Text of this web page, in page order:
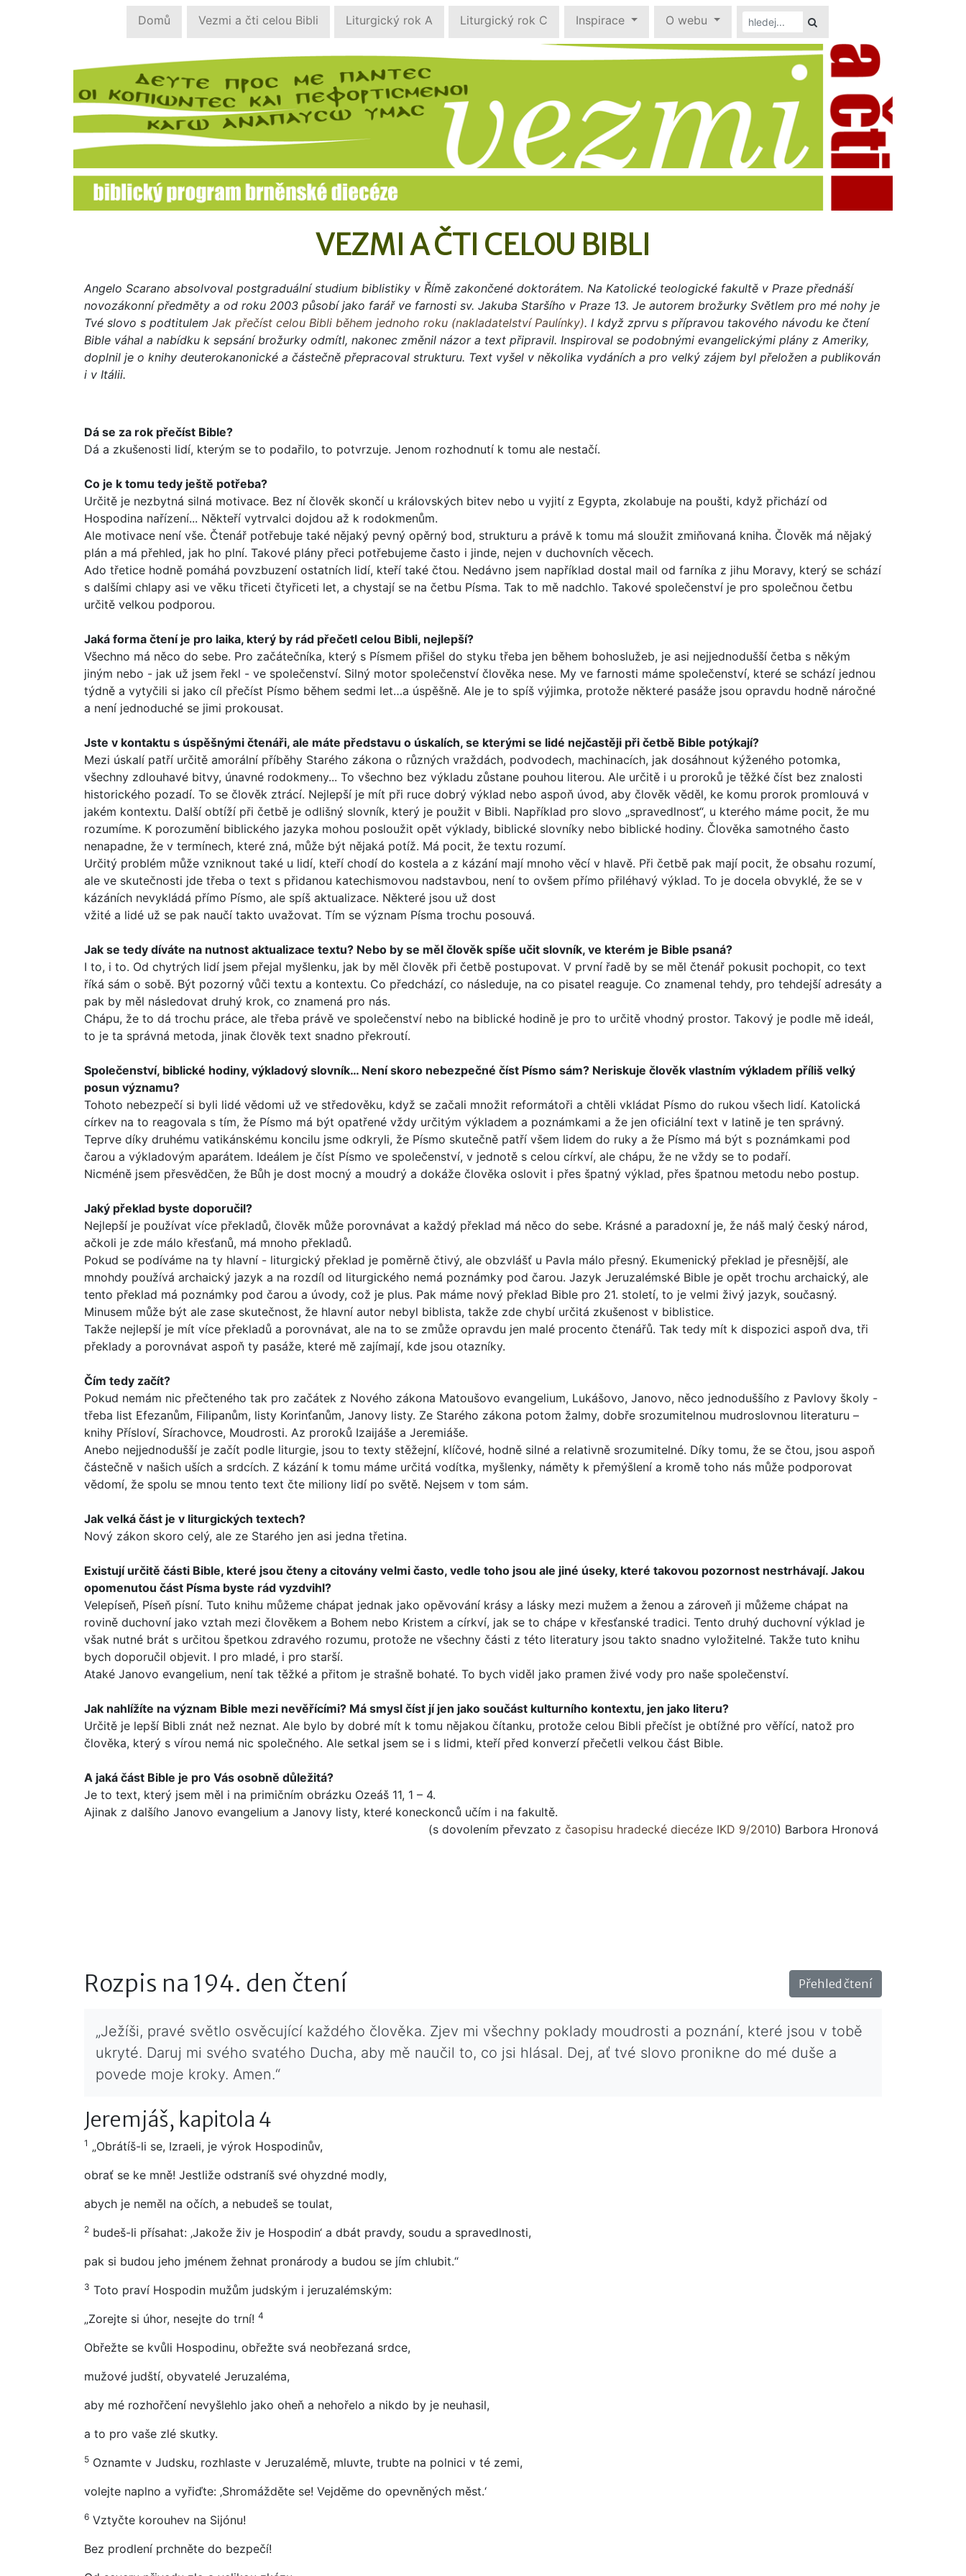
Domů Vezmi a čti celou Bibli Liturgický rok A Liturgický rok C Inspirace O webu
VEZMI A ČTI CELOU BIBLI
Angelo Scarano absolvoval postgraduální studium biblistiky v Římě zakončené doktorátem. Na Katolické teologické fakultě v Praze přednáší
novozákonní předměty a od roku 2003 působí jako farář ve farnosti sv. Jakuba Staršího v Praze 13. Je autorem brožurky Světlem pro mé nohy je
Tvé slovo s podtitulem Jak přečíst celou Bibli během jednoho roku (nakladatelství Paulínky). I když zprvu s přípravou takového návodu ke čtení
Bible váhal a nabídku k sepsání brožurky odmítl, nakonec změnil názor a text připravil. Inspiroval se podobnými evangelickými plány z Ameriky,
doplnil je o knihy deuterokanonické a částečně přepracoval strukturu. Text vyšel v několika vydáních a pro velký zájem byl přeložen a publikován
i v Itálii.
Dá se za rok přečíst Bible?
Dá a zkušenosti lidí, kterým se to podařilo, to potvrzuje. Jenom rozhodnutí k tomu ale nestačí.
Co je k tomu tedy ještě potřeba?
Určitě je nezbytná silná motivace. Bez ní člověk skončí u krá­lovských bitev nebo u vyjití z Egypta, zkolabuje na poušti, když přichází od
Hospodina nařízení... Někteří vytrvalci dojdou až k rodokmenům.
Ale motivace není vše. Čtenář potřebuje také nějaký pevný opěrný bod, strukturu a právě k tomu má sloužit zmiňovaná kniha. Člověk má nějaký
plán a má přehled, jak ho plní. Tako­vé plány přeci potřebujeme často i jinde, nejen v duchovních věcech.
Ado třetice hodně pomáhá povzbuzení ostatních lidí, kte­ří také čtou. Nedávno jsem například dostal mail od farníka z jihu Moravy, který se schází
s dalšími chlapy asi ve věku tři­ceti čtyřiceti let, a chystají se na četbu Písma. Tak to mě nad­chlo. Takové společenství je pro společnou četbu
určitě velkou podporou.
Jaká forma čtení je pro laika, který by rád přečetl celou Bib­li, nejlepší?
Všechno má něco do sebe. Pro začátečníka, který s Písmem přišel do styku třeba jen během bohoslužeb, je asi nejjedno­dušší četba s někým
jiným nebo - jak už jsem řekl - ve spole­čenství. Silný motor společenství člověka nese. My ve farnosti máme společenství, které se schází jednou
týdně a vytyčili si jako cíl přečíst Písmo během sedmi let…a úspěšně. Ale je to spíš výjimka, protože některé pasáže jsou opravdu hodně náročné
a není jednoduché se jimi prokousat.
Jste v kontaktu s úspěšnými čtenáři, ale máte představu o úskalích, se kterými se lidé nejčastěji při četbě Bible potý­kají?
Mezi úskalí patří určitě amorální příběhy Starého zákona o různých vraždách, podvodech, machinacích, jak dosáhnout kýženého potomka,
všechny zdlouhavé bitvy, únavné rodo­kmeny... To všechno bez výkladu zůstane pouhou literou. Ale určitě i u proroků je těžké číst bez znalosti
historického pozadí. To se člověk ztrácí. Nejlepší je mít při ruce dobrý výklad nebo aspoň úvod, aby člověk věděl, ke komu prorok promlouvá v
jakém kontextu. Další obtíží při četbě je odlišný slovník, který je použit v Bibli. Například pro slovo „spravedlnost“, u kterého máme pocit, že mu
rozumíme. K porozumění biblického jazyka mohou posloužit opět výklady, biblické slovníky nebo biblické hodiny. Člověka samotného často
nenapadne, že v termínech, které zná, může být nějaká potíž. Má pocit, že textu rozumí.
Určitý problém může vzniknout také u lidí, kteří chodí do kos­tela a z kázání mají mnoho věcí v hlavě. Při četbě pak mají pocit, že obsahu rozumí,
ale ve skutečnosti jde třeba o text s přidanou katechismovou nadstavbou, není to ovšem přímo přiléhavý výklad. To je docela obvyklé, že se v
kázáních nevy­kládá přímo Písmo, ale spíš aktualizace. Některé jsou už dost
vžité a lidé už se pak naučí takto uvažovat. Tím se význam Písma trochu posouvá.
Jak se tedy díváte na nutnost aktualizace textu? Nebo by se měl člověk spíše učit slovník, ve kterém je Bible psaná?
I to, i to. Od chytrých lidí jsem přejal myšlenku, jak by měl člo­věk při četbě postupovat. V první řadě by se měl čtenář poku­sit pochopit, co text
říká sám o sobě. Být pozorný vůči textu a kontextu. Co předchází, co následuje, na co pisatel reaguje. Co znamenal tehdy, pro tehdejší adresáty a
pak by měl násle­dovat druhý krok, co znamená pro nás.
Chápu, že to dá trochu práce, ale třeba právě ve společenství nebo na biblické hodině je pro to určitě vhodný prostor. Takový je podle mě ideál,
to je ta správná metoda, jinak člověk text snadno překroutí.
Společenství, biblické hodiny, výkladový slovník… Není sko­ro nebezpečné číst Písmo sám? Neriskuje člověk vlastním výkladem příliš velký
posun významu?
Tohoto nebezpečí si byli lidé vědomi už ve středověku, když se začali množit reformátoři a chtěli vkládat Písmo do rukou všech lidí. Katolická
církev na to reagovala s tím, že Písmo má být opatřené vždy určitým výkladem a poznámkami a že jen oficiální text v latině je ten správný.
Teprve díky druhému vati­kánskému koncilu jsme odkryli, že Písmo skutečně patří všem lidem do ruky a že Písmo má být s poznámkami pod
čarou a výkladovým aparátem. Ideálem je číst Písmo ve společenství, v jednotě s celou církví, ale chápu, že ne vždy se to podaří.
Nicméně jsem přesvědčen, že Bůh je dost mocný a moudrý a dokáže člověka oslovit i přes špatný výklad, přes špatnou metodu nebo postup.
Jaký překlad byste doporučil?
Nejlepší je používat více překladů, člověk může porovnávat a každý překlad má něco do sebe. Krásné a paradoxní je, že náš malý český národ,
ačkoli je zde málo křesťanů, má mnoho překladů.
Pokud se podíváme na ty hlavní - liturgický překlad je poměrně čtivý, ale obzvlášť u Pavla málo přesný. Ekumenický překlad je přesnější, ale
mnohdy používá archaický jazyk a na rozdíl od liturgického nemá poznámky pod čarou. Jazyk Jeruzalémské Bible je opět trochu archaický, ale
tento překlad má poznámky pod čarou a úvody, což je plus. Pak máme nový překlad Bib­le pro 21. století, to je velmi živý jazyk, současný.
Minusem může být ale zase skutečnost, že hlavní autor nebyl biblista, takže zde chybí určitá zkušenost v biblistice.
Takže nejlepší je mít více překladů a porovnávat, ale na to se zmůže opravdu jen malé procento čtenářů. Tak tedy mít k dis­pozici aspoň dva, tři
překlady a porovnávat aspoň ty pasáže, které mě zajímají, kde jsou otazníky.
Čím tedy začít?
Pokud nemám nic přečteného tak pro začátek z Nového záko­na Matoušovo evangelium, Lukášovo, Janovo, něco jednoduš­šího z Pavlovy školy -
třeba list Efezanům, Filipanům, listy Korinťanům, Janovy listy. Ze Starého zákona potom žalmy, dobře srozumitelnou mudroslovnou literaturu –
knihy Přísloví, Sírachovce, Moudrosti. Az proroků Izaijáše a Jeremiáše.
Anebo nejjednodušší je začít podle liturgie, jsou to texty stěžejní, klíčové, hodně silné a relativně srozumitelné. Díky tomu, že se čtou, jsou aspoň
částečně v našich uších a srd­cích. Z kázání k tomu máme určitá vodítka, myšlenky, náměty k přemýšlení a kromě toho nás může podporovat
vědomí, že spolu se mnou tento text čte miliony lidí po světě. Nejsem v tom sám.
Jak velká část je v liturgických textech?
Nový zákon skoro celý, ale ze Starého jen asi jedna třetina.
Existují určitě části Bible, které jsou čteny a citovány velmi často, vedle toho jsou ale jiné úseky, které takovou pozor­nost nestrhávají. Jakou
opomenutou část Písma byste rád vyzdvihl?
Velepíseň, Píseň písní. Tuto knihu můžeme chápat jednak jako opěvování krásy a lásky mezi mužem a ženou a zároveň ji můžeme chápat na
rovině duchovní jako vztah mezi člově­kem a Bohem nebo Kristem a církví, jak se to chápe v křesťan­ské tradici. Tento druhý duchovní výklad je
však nutné brát s určitou špetkou zdravého rozumu, protože ne všechny části z této literatury jsou takto snadno vyložitelné. Takže tuto kni­hu
bych doporučil objevit. I pro mladé, i pro starší.
Ataké Janovo evangelium, není tak těžké a přitom je strašně bohaté. To bych viděl jako pramen živé vody pro naše spole­čenství.
Jak nahlížíte na význam Bible mezi nevěřícími? Má smysl číst jí jen jako součást kulturního kontextu, jen jako lite­ru?
Určitě je lepší Bibli znát než neznat. Ale bylo by dobré mít k tomu nějakou čítanku, protože celou Bibli přečíst je obtížné pro věřící, natož pro
člověka, který s vírou nemá nic společ­ného. Ale setkal jsem se i s lidmi, kteří před konverzí přečetli velkou část Bible.
A jaká část Bible je pro Vás osobně důležitá?
Je to text, který jsem měl i na primičním obrázku Ozeáš 11, 1 – 4.
Ajinak z dalšího Janovo evangelium a Janovy listy, které koneckonců učím i na fakultě.
Barbora Hronová
(s dovolením převzato z časopisu hradecké diecéze IKD 9/2010)
Rozpis na 194. den čtení Přehled čtení
„Ježíši, pravé světlo osvěcující každého člověka. Zjev mi všechny poklady moudrosti a poznání, které jsou v tobě
ukryté. Daruj mi svého svatého Ducha, aby mě naučil to, co jsi hlásal. Dej, ať tvé slovo pronikne do mé duše a
povede moje kroky. Amen.“
Jeremjáš, kapitola 4
1 „Obrátíš-li se, Izraeli, je výrok Hospodinův,
obrať se ke mně! Jestliže odstraníš své ohyzdné modly,
abych je neměl na očích, a nebudeš se toulat,
2 budeš-li přísahat: ‚Jakože živ je Hospodin‘ a dbát pravdy, soudu a spravedlnosti,
pak si budou jeho jménem žehnat pronárody a budou se jím chlubit.“
3 Toto praví Hospodin mužům judským i jeruzalémským:
„Zorejte si úhor, nesejte do trní! 4
Obřežte se kvůli Hospodinu, obřežte svá neobřezaná srdce,
mužové judští, obyvatelé Jeruzaléma,
aby mé rozhořčení nevyšlehlo jako oheň a nehořelo a nikdo by je neuhasil,
a to pro vaše zlé skutky.
5 Oznamte v Judsku, rozhlaste v Jeruzalémě, mluvte, trubte na polnici v té zemi,
volejte naplno a vyřiďte: ‚Shromážděte se! Vejděme do opevněných měst.‘
6 Vztyčte korouhev na Sijónu!
Bez prodlení prchněte do bezpečí!